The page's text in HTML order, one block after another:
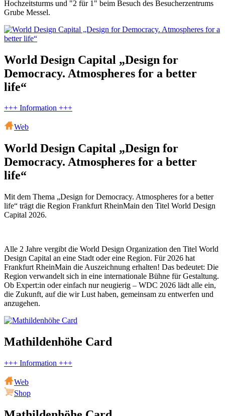
Hochzeitsturms und "2 für 1" beim Besuch des Besucherzentrums
Grube Messel.
World Design Capital „Design for
Democracy. Atmospheres for a better
life“
+++ Information +++
Web
World Design Capital „Design for
Democracy. Atmospheres for a better
life“
Mit dem Thema „Design for Democracy. Atmospheres for a better
life“ trägt die Region Frankfurt RheinMain den Titel World Design
Capital 2026.
Alle 2 Jahre vergibt die World Design Organization den Titel World
Design Capital an eine Stadt oder eine Region. Für 2026 hat
Frankfurt RheinMain die Auszeichnung erhalten! Das bedeutet: Die
Region verwandelt sich in eine internationale Bühne für Gestaltung.
Ob Expert:in oder einfach nur neugierig – WDC 2026 lädt alle ein,
die Zukunft, auf die wir Lust haben, gemeinsam zu entwerfen und
anzugehen.
Mathildenhöhe Card
+++ Information +++
Web
Shop